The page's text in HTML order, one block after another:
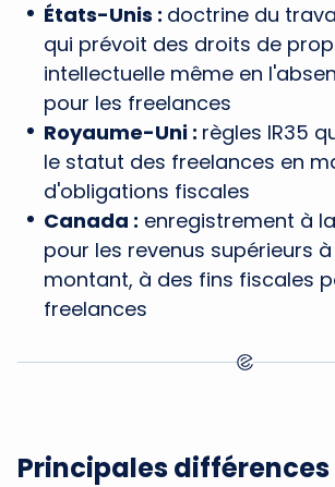
États-Unis : doctrine du
qui prévoit des droits de
intellectuelle même en
pour les freelances
Royaume-Uni : règles IR35
le statut des freelances en
d'obligations fiscales
Canada : enregistrement à la
pour les revenus supérieurs
montant, à des fins fiscales
freelances
Principales différences